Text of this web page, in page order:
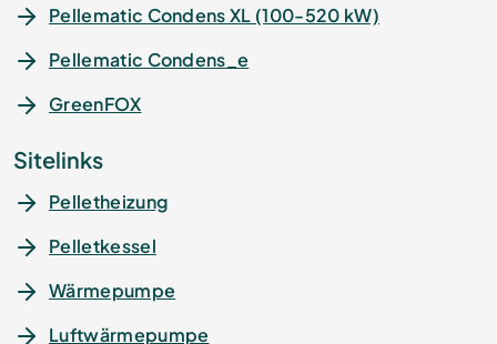
Pellematic Condens XL (100-520 kW)
Pellematic Condens_e
GreenFOX
Sitelinks
Pelletheizung
Pelletkessel
Wärmepumpe
Luftwärmepumpe